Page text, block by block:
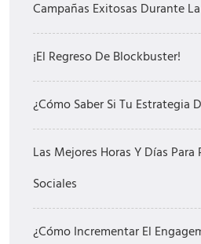
Campañas Exitosas Durante
¡El Regreso De Blockbuster!
¿Cómo Saber Si Tu Estrategia
Las Mejores Horas Y Días Para
Sociales
¿Cómo Incrementar El